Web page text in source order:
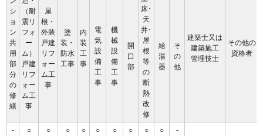
シ
ョ
ン
共
用
部
分
の
修
繕
（耐
震リ
フォ
ー
ム）
戸建
リフ
ォー
ム工
事
屋
根・
外装
戸建
リフ
ォー
ム工
事
塗
装・
防水
工事
内
装
工
事
建築士又は
建築施工
管理技士
その他の
資格者
電
気
設
備
工
事
機
械
設
備
工
事
開
口
部
床･
天
井･
屋
根
等
の
断
熱
改
修
給
湯
器
そ
の
他
- ○ ○ ○ ○ ○ ○ ○ ○ ○ -